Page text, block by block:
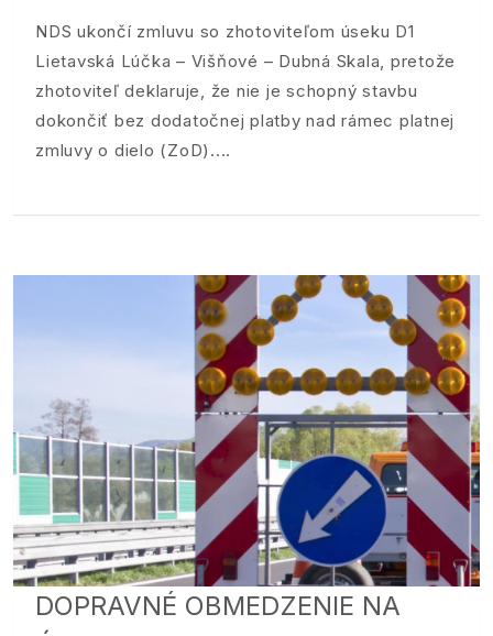
NDS ukončí zmluvu so zhotoviteľom úseku D1
Lietavská Lúčka – Višňové – Dubná Skala, pretože
zhotoviteľ deklaruje, že nie je schopný stavbu
dokončiť bez dodatočnej platby nad rámec platnej
zmluvy o dielo (ZoD).
DOPRAVNÉ OBMEDZENIE NA